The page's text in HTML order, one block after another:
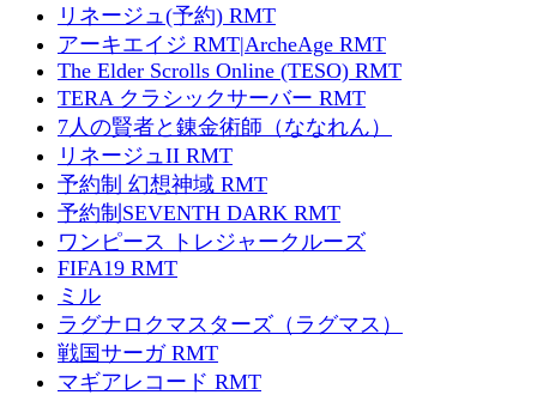
リネージュ(予約) RMT
アーキエイジ RMT|ArcheAge RMT
The Elder Scrolls Online (TESO) RMT
TERA クラシックサーバー RMT
7人の賢者と錬金術師（ななれん）
リネージュII RMT
予約制 幻想神域 RMT
予約制SEVENTH DARK RMT
ワンピース トレジャークルーズ
FIFA19 RMT
ミル
ラグナロクマスターズ（ラグマス）
戦国サーガ RMT
マギアレコード RMT